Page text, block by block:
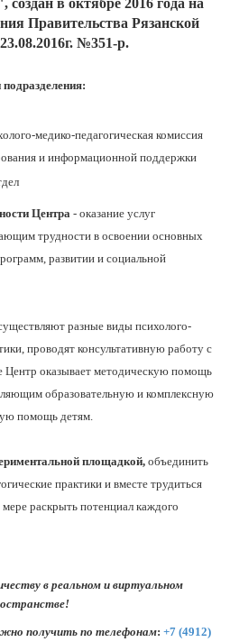
Правительства Рязанской
№351-р.
медико-педагогическая комиссия
и информационной поддержки
Центра - оказание услуг
трудности в освоении основных
развитии и социальной
разные виды психолого-
проводят консультативную работу с
Центр оказывает методическую помощь
образовательную и комплексную
помощь детям.
площадкой, объединить
практики и вместе трудиться
раскрыть потенциал каждого
в реальном и виртуальном
получить по телефонам: +7 (4912)